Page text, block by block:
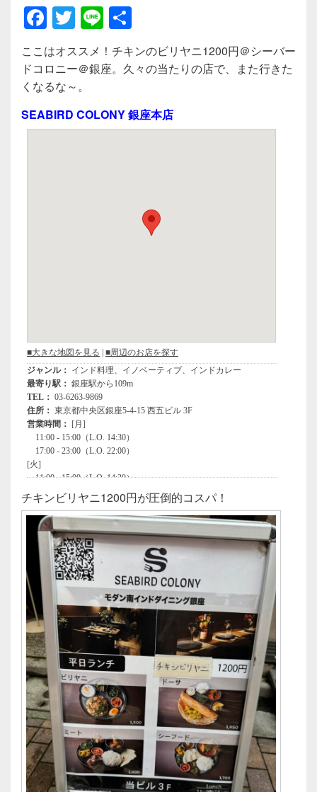
F
a
c
e
b
o
T
wi
tt
er
Li
n
e
有
ここはオススメ！チキンのビリヤニ1200円＠シーバー
ドコロニー＠銀座。久々の当たりの店で、また行きた
くなるな～。
SEABIRD COLONY 銀座本店
チキンビリヤニ1200円が圧倒的コスパ！